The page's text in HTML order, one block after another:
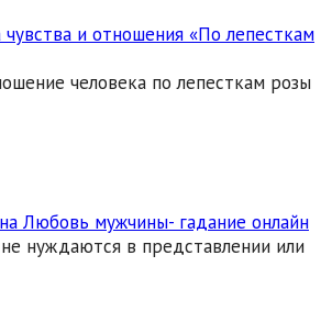
чувства и отношения «По лепесткам
человека по лепесткам розы
Любовь мужчины- гадание онлайн
нуждаются в представлении или